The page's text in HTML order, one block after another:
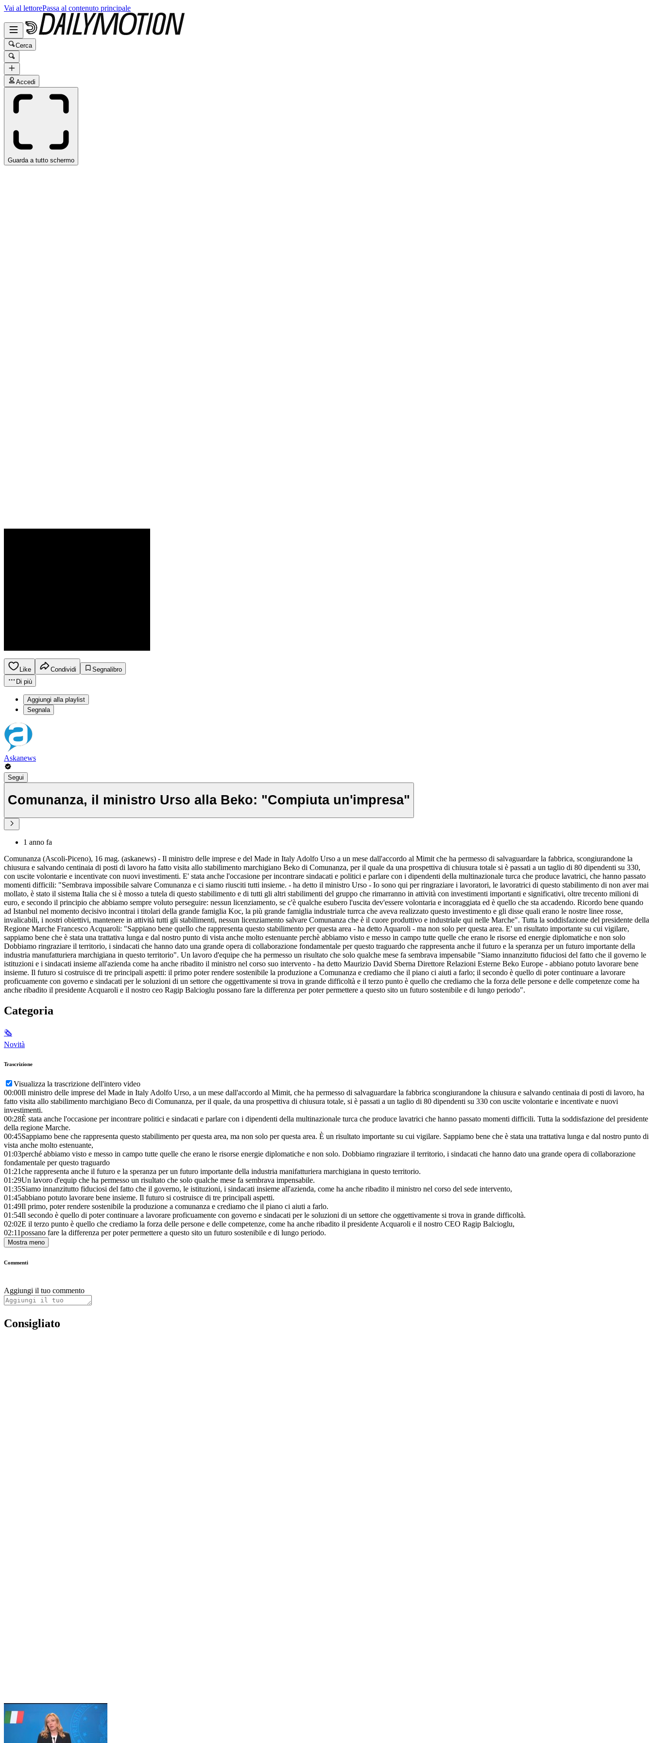
Vai al lettorePassa al contenuto principale
Cerca
Accedi
Guarda a tutto schermo
Like Condividi
Segnalibro
Di più
Aggiungi alla playlist
Segnala
Askanews
Segui
Comunanza, il ministro Urso alla Beko: "Compiuta un'impresa"
1 anno fa
Comunanza (Ascoli-Piceno), 16 mag. (askanews) - Il ministro delle imprese e del Made in Italy Adolfo Urso a un mese dall'accordo al Mimit che ha permesso di salvaguardare la fabbrica, scongiurandone la
chiusura e salvando centinaia di posti di lavoro ha fatto visita allo stabilimento marchigiano Beko di Comunanza, per il quale da una prospettiva di chiusura totale si è passati a un taglio di 80 dipendenti su 330,
con uscite volontarie e incentivate con nuovi investimenti. E' stata anche l'occasione per incontrare sindacati e politici e parlare con i dipendenti della multinazionale turca che produce lavatrici, che hanno passato
momenti difficili: "Sembrava impossibile salvare Comunanza e ci siamo riusciti tutti insieme. - ha detto il ministro Urso - Io sono qui per ringraziare i lavoratori, le lavoratrici di questo stabilimento di non aver mai
mollato, è stato il sistema Italia che si è mosso a tutela di questo stabilimento e di tutti gli altri stabilimenti del gruppo che rimarranno in attività con investimenti importanti e significativi, oltre trecento milioni di
euro, e secondo il principio che abbiamo sempre voluto perseguire: nessun licenziamento, se c'è qualche esubero l'uscita dev'essere volontaria e incoraggiata ed è quello che sta accadendo. Ricordo bene quando
ad Istanbul nel momento decisivo incontrai i titolari della grande famiglia Koc, la più grande famiglia industriale turrca che aveva realizzato questo investimento e gli disse quali erano le nostre linee rosse,
invalicabili, i nostri obiettivi, mantenere in attività tutti gli stabilimenti, nessun licenziamento salvare Comunanza che è il cuore produttivo e industriale qui nelle Marche". Tutta la soddisfazione del presidente della
Regione Marche Francesco Acquaroli: "Sappiano bene quello che rappresenta questo stabilimento per questa area - ha detto Aquaroli - ma non solo per questa area. E' un risultato importante su cui vigilare,
sappiamo bene che è stata una trattativa lunga e dal nostro punto di vista anche molto estenuante perchè abbiamo visto e messo in campo tutte quelle che erano le risorse ed energie diplomatiche e non solo
Dobbiamo ringraziare il territorio, i sindacati che hanno dato una grande opera di collaborazione fondamentale per questo traguardo che rappresenta anche il futuro e la speranza per un futuro importante della
industria manufatturiera marchigiana in questo territorio". Un lavoro d'equipe che ha permesso un risultato che solo qualche mese fa sembrava impensabile "Siamo innanzitutto fiduciosi del fatto che il governo le
istituzioni e i sindacati insieme all'azienda come ha anche ribadito il ministro nel corso suo intervento - ha detto Maurizio David Sberna Direttore Relazioni Esterne Beko Europe - abbiano potuto lavorare bene
insieme. Il futuro si costruisce di tre principali aspetti: il primo poter rendere sostenibile la produzione a Comunanza e crediamo che il piano ci aiuti a farlo; il secondo è quello di poter continuare a lavorare
proficuamente con governo e sindacati per le soluzioni di un settore che oggettivamente si trova in grande difficoltà e il terzo punto è quello che crediamo che la forza delle persone e delle competenze come ha
anche ribadito il presidente Acquaroli e il nostro ceo Ragip Balcioglu possano fare la differenza per poter permettere a questo sito un futuro sostenibile e di lungo periodo".
Categoria
🗞
Novità
Trascrizione
Visualizza la trascrizione dell'intero video
00:00Il ministro delle imprese del Made in Italy Adolfo Urso, a un mese dall'accordo al Mimit, che ha permesso di salvaguardare la fabbrica scongiurandone la chiusura e salvando centinaia di posti di lavoro, ha
fatto visita allo stabilimento marchigiano Beco di Comunanza, per il quale, da una prospettiva di chiusura totale, si è passati a un taglio di 80 dipendenti su 330 con uscite volontarie e incentivate e nuovi
investimenti.
00:28È stata anche l'occasione per incontrare politici e sindacati e parlare con i dipendenti della multinazionale turca che produce lavatrici che hanno passato momenti difficili. Tutta la soddisfazione del presidente
della regione Marche.
00:45Sappiamo bene che rappresenta questo stabilimento per questa area, ma non solo per questa area. È un risultato importante su cui vigilare. Sappiamo bene che è stata una trattativa lunga e dal nostro punto di
vista anche molto estenuante,
01:03perché abbiamo visto e messo in campo tutte quelle che erano le risorse energie diplomatiche e non solo. Dobbiamo ringraziare il territorio, i sindacati che hanno dato una grande opera di collaborazione
fondamentale per questo traguardo
01:21che rappresenta anche il futuro e la speranza per un futuro importante della industria manifatturiera marchigiana in questo territorio.
01:29Un lavoro d'equip che ha permesso un risultato che solo qualche mese fa sembrava impensabile.
01:35Siamo innanzitutto fiduciosi del fatto che il governo, le istituzioni, i sindacati insieme all'azienda, come ha anche ribadito il ministro nel corso del sede intervento,
01:45abbiano potuto lavorare bene insieme. Il futuro si costruisce di tre principali aspetti.
01:49Il primo, poter rendere sostenibile la produzione a comunanza e crediamo che il piano ci aiuti a farlo.
01:54Il secondo è quello di poter continuare a lavorare proficuamente con governo e sindacati per le soluzioni di un settore che oggettivamente si trova in grande difficoltà.
02:02E il terzo punto è quello che crediamo la forza delle persone e delle competenze, come ha anche ribadito il presidente Acquaroli e il nostro CEO Ragip Balcioglu,
02:11possano fare la differenza per poter permettere a questo sito un futuro sostenibile e di lungo periodo.
Mostra meno
Commenti
Aggiungi il tuo commento
Consigliato